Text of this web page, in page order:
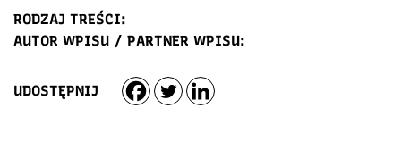
RODZAJ TREŚCI:
AUTOR WPISU / PARTNER WPISU:
UDOSTĘPNIJ